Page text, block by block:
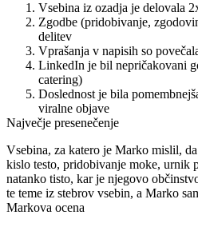
Vsebina iz ozadja je delovala
Zgodbe (pridobivanje,
delitev
Vprašanja v napisih so
LinkedIn je bil nepričakovani
catering)
Doslednost je bila
viralne objave
Največje presenečenje
Vsebina, za katero je Marko mislil,
kislo testo, pridobivanje moke, urnik
natanko tisto, kar je njegovo
te teme iz stebrov vsebin, a Marko
Markova ocena